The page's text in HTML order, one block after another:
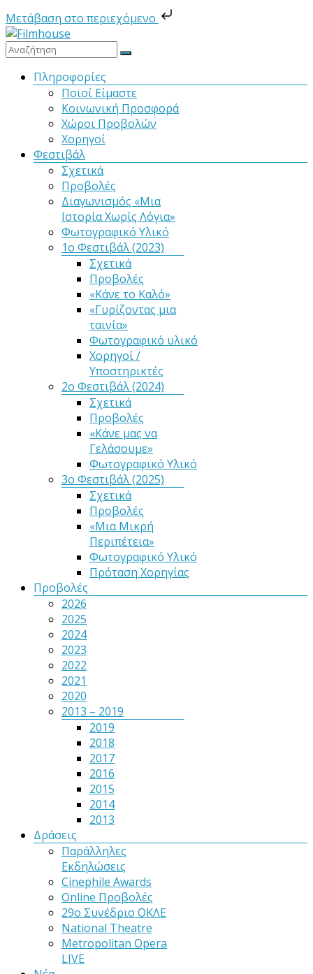
Μετάβαση στο περιεχόμενο
Μετάβαση
στο
Filmhouse
Κινηματογραφική
Καλαμάτας
ΜενούΠληροφορίες
Ποιοί Είμαστε
Κοινωνική Προσφορά
Χώροι Προβολών
Χορηγοί
Φεστιβάλ
Σχετικά
Προβολές
Διαγωνισμός «Μια
Ιστορία Χωρίς Λόγια»
Φωτογραφικό Υλικό
1ο Φεστιβάλ (2023)
Σχετικά
Προβολές
«Κάνε το Καλό»
«Γυρίζοντας μια
ταινία»
Φωτογραφικό υλικό
Χορηγοί /
Υποστηρικτές
2ο Φεστιβάλ (2024)
Σχετικά
Προβολές
«Κάνε μας να
Γελάσουμε»
Φωτογραφικό Υλικό
3ο Φεστιβάλ (2025)
Σχετικά
Προβολές
«Μια Μικρή
Περιπέτεια»
Φωτογραφικό Υλικό
Πρόταση Χορηγίας
Προβολές
2026
2025
2024
2023
2022
2021
2020
2013 – 2019
2019
2018
2017
2016
2015
2014
2013
Δράσεις
Παράλληλες
Εκδηλώσεις
Cinephile Awards
Online Προβολές
29ο Συνέδριο ΟΚΛΕ
National Theatre
Metropolitan Opera
LIVE